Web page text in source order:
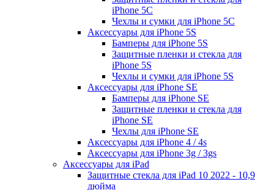
iPhone 5C
Чехлы и сумки для iPhone 5C
Аксессуары для iPhone 5S
Бамперы для iPhone 5S
Защитные пленки и стекла для
iPhone 5S
Чехлы и сумки для iPhone 5S
Аксессуары для iPhone SE
Бамперы для iPhone SE
Защитные пленки и стекла для
iPhone SE
Чехлы для iPhone SE
Аксессуары для iPhone 4 / 4s
Аксессуары для iPhone 3g / 3gs
Аксессуары для iPad
Защитные стекла для iPad 10 2022 - 10,9
дюйма